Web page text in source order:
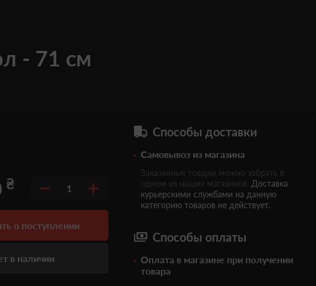
- 71 см
₴ 1
о поступлении
в наличии
Способы доставки
Самовывоз из магазина
Заказанные товары можно забрать в
одном из наших магазинов. Доставка
курьерскими службами на данную
категорию товаров не действует.
Способы оплаты
Оплата в магазине при получении
товара